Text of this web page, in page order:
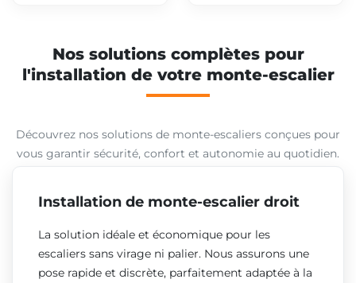
Nos solutions complètes pour
l'installation de votre monte-escalier
Découvrez nos solutions de monte-escaliers conçues pour
vous garantir sécurité, confort et autonomie au quotidien.
Installation de monte-escalier droit
La solution idéale et économique pour les
escaliers sans virage ni palier. Nous assurons une
pose rapide et discrète, parfaitement adaptée à la